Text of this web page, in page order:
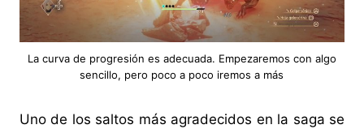
La curva de progresión es adecuada. Empezaremos con algo
sencillo, pero poco a poco iremos a más
Uno de los saltos más agradecidos en la saga se